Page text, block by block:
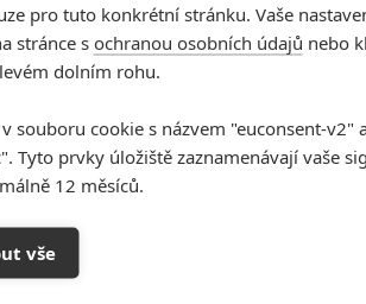
V galerii pak najdete několik
pro tuto konkrétní stránku. Vaše
stránce s ochranou osobních údajů nebo
dolním rohu.
souboru cookie s názvem "euconsent-v2"
Tyto prvky úložiště zaznamenávají vaše
12 měsíců.
vše